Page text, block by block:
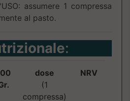
assumere 1 compressa
al pasto.
:
dose
(1
compressa)
NRV